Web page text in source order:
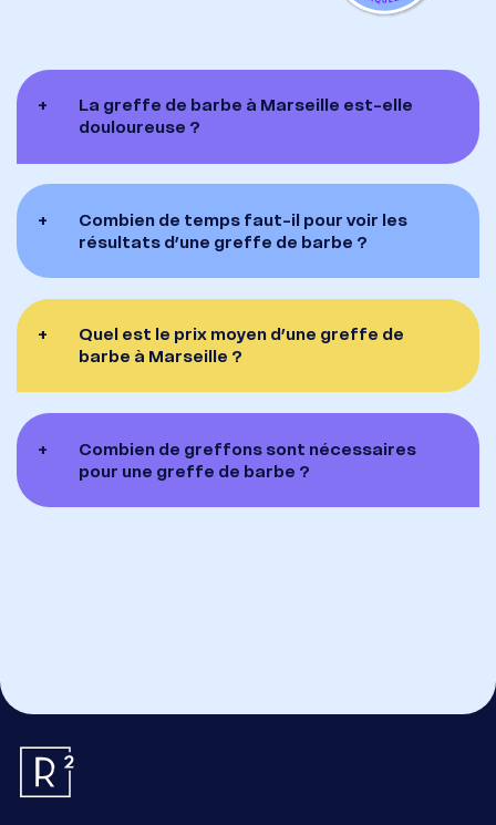
+
La greffe de barbe à Marseille est-elle
douloureuse ?
+
Combien de temps faut-il pour voir les
résultats d’une greffe de barbe ?
+
Quel est le prix moyen d’une greffe de
barbe à Marseille ?
+
Combien de greffons sont nécessaires
pour une greffe de barbe ?
Mesure d’audience
Ces cookies nous permettent de mesurer le nombre de visites, de visiteurs